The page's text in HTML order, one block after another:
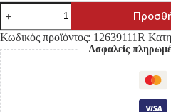
ΦΤΕΡΟ
TOYOTA
HILUX
REVO
'15-
'20/
'20-
2WD
ΧΩΡΙΣ
Κωδικός προϊόντος: 12639111R
Ασφαλείς